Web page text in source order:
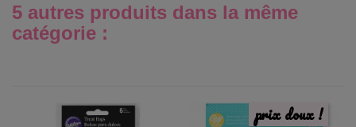
5 autres produits dans la même
catégorie :
prix doux !